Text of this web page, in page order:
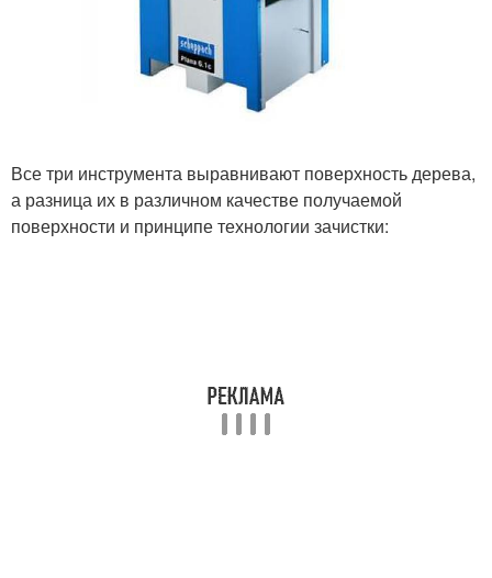
Все три инструмента выравнивают поверхность дерева,
а разница их в различном качестве получаемой
поверхности и принципе технологии зачистки: